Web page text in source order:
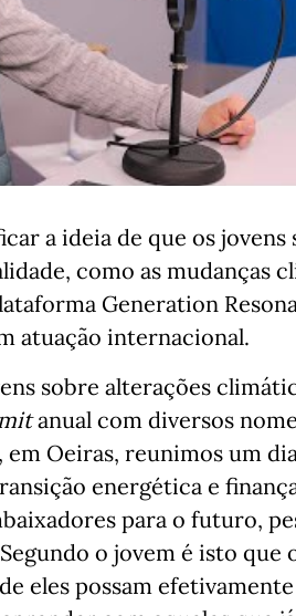
a ideia de que os jovens
como as mudanças
Generation
atuação internacional.
sobre alterações
anual com diversos
em Oeiras, reunimos um
energética e
para o futuro,
o jovem é isto que
eles possam